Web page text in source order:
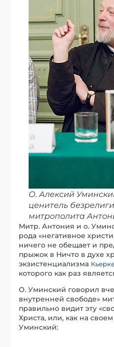
О. Алексий
ценитель
митрополита
Митр. Антония и о.
рода «негативное
ничего не обещает и
прыжок в Ничто в духе
экзистенциализма
которого как раз
О. Уминский говорил
внутренней свободе»
правильно видит эту
Христа, или, как на
Уминский: